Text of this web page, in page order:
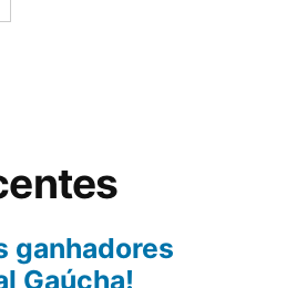
ganhadores
Gaúcha!